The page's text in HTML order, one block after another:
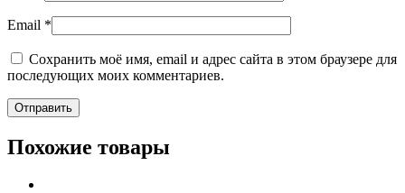
Email *
Сохранить моё имя, email и адрес сайта в этом браузере для
последующих моих комментариев.
Похожие товары